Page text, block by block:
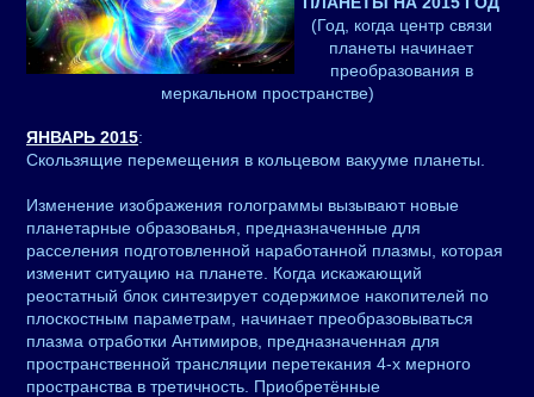
(Год, когда центр связи
планеты начинает
преобразования в
меркальном пространстве)
ЯНВАРЬ 2015:
Скользящие перемещения в кольцевом вакууме планеты.
Изменение изображения голограммы вызывают новые
планетарные образованья, предназначенные для
расселения подготовленной наработанной плазмы, которая
изменит ситуацию на планете. Когда искажающий
реостатный блок синтезирует содержимое накопителей по
плоскостным параметрам, начинает преобразовываться
плазма отработки Антимиров, предназначенная для
пространственной трансляции перетекания 4-х мерного
пространства в третичность. Приобретённые